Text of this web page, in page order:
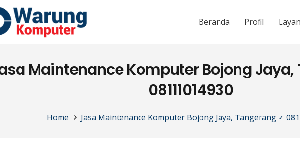
Beranda Profil
Maintenance Komputer Bojong
08111014930
Home Jasa Maintenance Komputer Bojong Jaya, Tangerang ✓